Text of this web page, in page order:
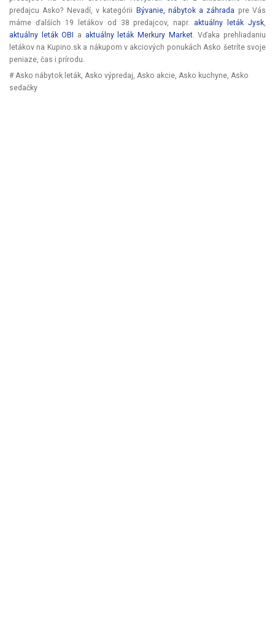
predajcu Asko? Nevadí, v kategórii Bývanie, nábytok a záhrada pre Vás
máme ďalších 19 letákov od 38 predajcov, napr. aktuálny leták Jysk,
aktuálny leták OBI a aktuálny leták Merkury Market. Vďaka prehliadaniu
letákov na Kupino.sk a nákupom v akciových ponukách Asko šetríte svoje
peniaze, čas i prírodu.
# Asko nábytok leták, Asko výpredaj, Asko akcie, Asko kuchyne, Asko
sedačky